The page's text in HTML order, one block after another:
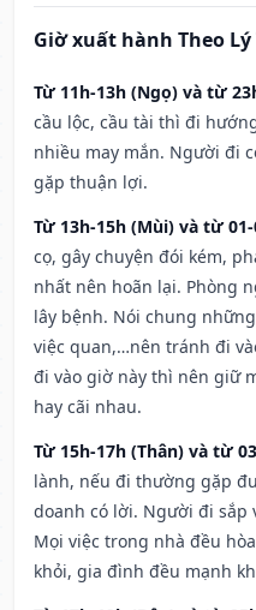
Giờ xuất hành Theo
Từ 11h-13h (Ngọ) và từ
cầu lộc, cầu tài thì đi
nhiều may mắn. Người đi
gặp thuận lợi.
Từ 13h-15h (Mùi) và từ
cọ, gây chuyện đói kém,
nhất nên hoãn lại. Phòng
lây bệnh. Nói chung
việc quan,…nên tránh đi
đi vào giờ này thì nên giữ
hay cãi nhau.
Từ 15h-17h (Thân) và từ
lành, nếu đi thường gặp
doanh có lời. Người đi sắp
Mọi việc trong nhà đều
khỏi, gia đình đều mạnh